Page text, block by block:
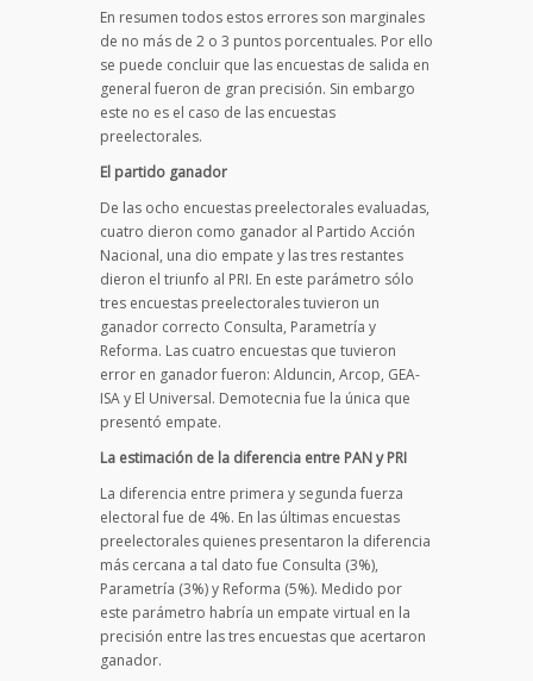
En resumen todos estos errores son marginales
de no más de 2 o 3 puntos porcentuales. Por ello
se puede concluir que las encuestas de salida en
general fueron de gran precisión. Sin embargo
este no es el caso de las encuestas
preelectorales.
El partido ganador
De las ocho encuestas preelectorales evaluadas,
cuatro dieron como ganador al Partido Acción
Nacional, una dio empate y las tres restantes
dieron el triunfo al PRI. En este parámetro sólo
tres encuestas preelectorales tuvieron un
ganador correcto Consulta, Parametría y
Reforma. Las cuatro encuestas que tuvieron
error en ganador fueron: Alduncin, Arcop, GEA-
ISA y El Universal. Demotecnia fue la única que
presentó empate.
La estimación de la diferencia entre PAN y PRI
La diferencia entre primera y segunda fuerza
electoral fue de 4%. En las últimas encuestas
preelectorales quienes presentaron la diferencia
más cercana a tal dato fue Consulta (3%),
Parametría (3%) y Reforma (5%). Medido por
este parámetro habría un empate virtual en la
precisión entre las tres encuestas que acertaron
ganador.